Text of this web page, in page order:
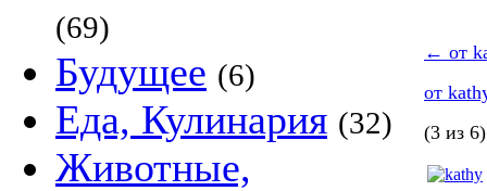
(69)
Будущее (6)
Еда, Кулинария (32)
Животные,
← от
от
(3 из 6)